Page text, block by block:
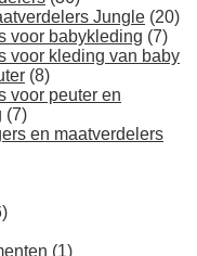
Jungle (20)
voor babykleding (7)
voor kleding van baby
(8)
voor peuter en
(7)
en maatverdelers
(1)